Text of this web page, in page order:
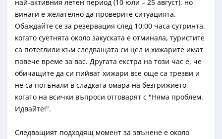
най-активния летен период (10 юли – 25 август), но
винаги е желателно да проверите ситуацията.
Обаждайте се за резервация след 10:00 часа сутринта,
когато суетнята около закуската е отминала, туристите
са потеглили към следващата си цел и хижарите имат
повече време за вас. Другата екстра на този час е, че
обичащите да си пийват хижари все още са трезви и
не са потънали в сладката омара на безгрижието,
когато на всички въпроси отговарят с "Няма проблем.
Идвайте!".
Следващият подходящ момент за звънене е около